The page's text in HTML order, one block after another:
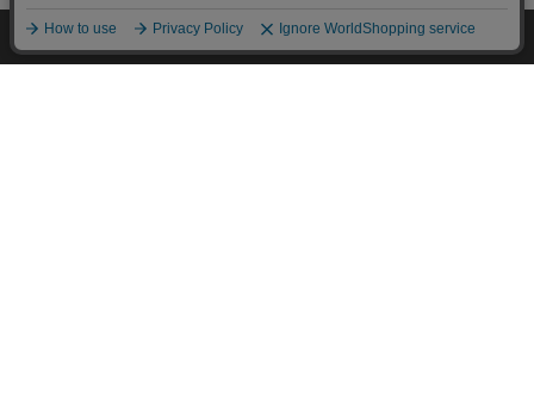
HOME イベント ベビーイチオシ！
HOME 探す ログイン お気に入り お知らせ